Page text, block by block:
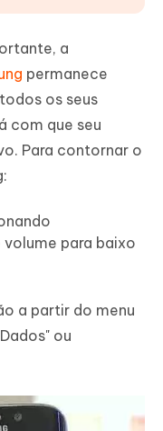
a
permanece
os seus
com que seu
Para contornar o
para baixo
a partir do menu
ou